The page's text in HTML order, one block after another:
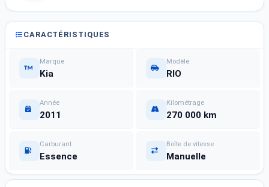
CARACTÉRISTIQUES
Marque
Kia
Modèle
RIO
Année
2011
Kilométrage
270 000 km
Carburant
Essence
Boîte de vitesse
Manuelle